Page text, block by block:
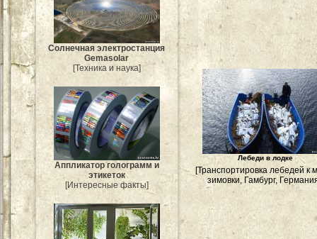
Солнечная электростанция
Gemasolar
[Техника и наука]
Аппликатор голограмм и
этикеток
[Интересные факты]
Лебеди в лодке
[Транспортировка лебедей к
зимовки, Гамбург,